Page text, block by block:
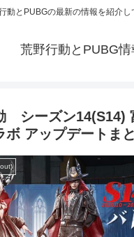
動とPUBGの最新の情報を紹介し
荒野行動とPUBG情
シーズン14(S14)
ボ アップデートま